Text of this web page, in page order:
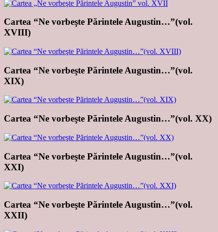
Cartea “Ne vorbeşte Părintele Augustin…”(vol.
XVIII)
Cartea “Ne vorbeşte Părintele Augustin…”(vol.
XIX)
Cartea “Ne vorbeşte Părintele Augustin…”(vol. XX)
Cartea “Ne vorbeşte Părintele Augustin…”(vol.
XXI)
Cartea “Ne vorbeşte Părintele Augustin…”(vol.
XXII)